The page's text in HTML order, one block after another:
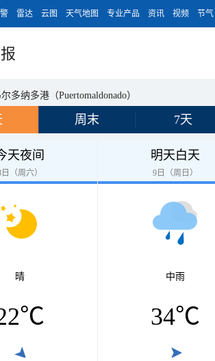
雷达 云图 天气地图 专业产品 资讯 视频 节气
多纳多港（Puertomaldonado）
周末 7天
天夜间
（周六）
晴
℃
明天白天
9日（周日）
中雨
34℃